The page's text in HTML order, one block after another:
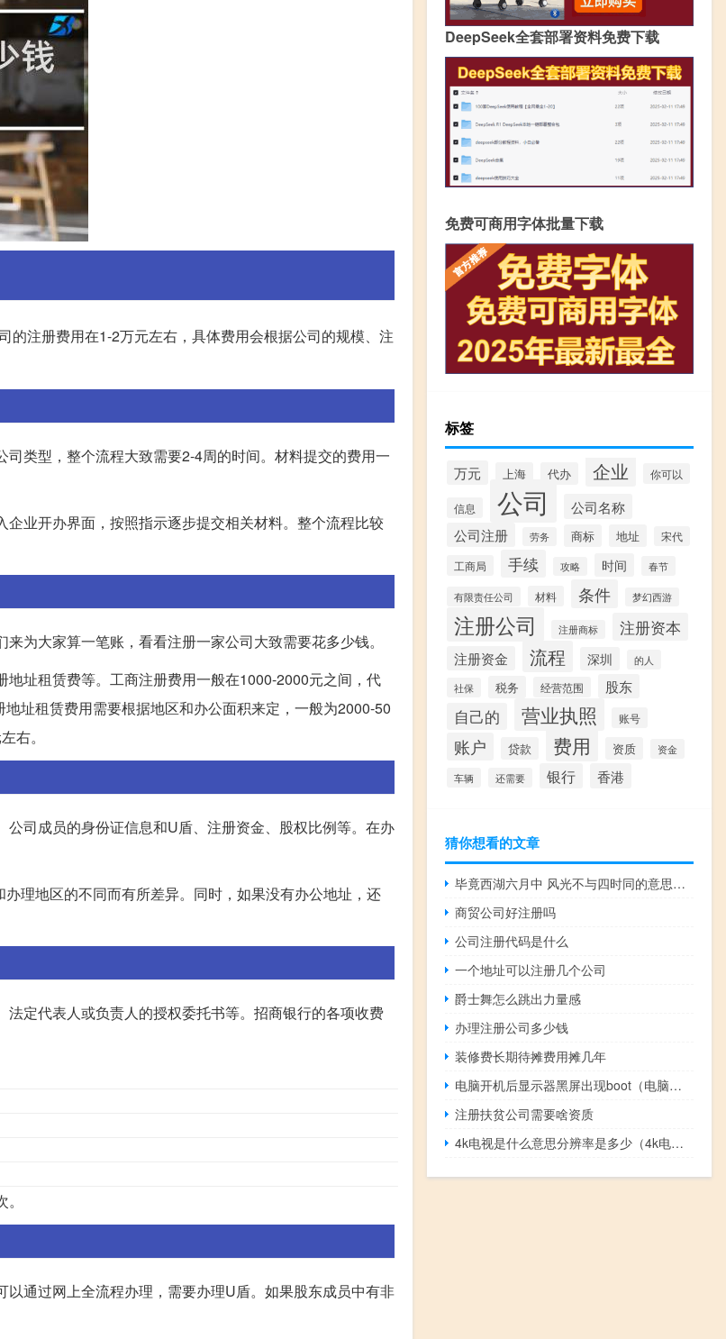
的注册费用在1-2万元左右，具体费用会根据公司的规模、注
类型，整个流程大致需要2-4周的时间。材料提交的费用一
业开办界面，按照指示逐步提交相关材料。整个流程比较
为大家算一笔账，看看注册一家公司大致需要花多少钱。
址租赁费等。工商注册费用一般在1000-2000元之间，代
址租赁费用需要根据地区和办公面积来定，一般为2000-50
右。
司成员的身份证信息和U盾、注册资金、股权比例等。在办
理地区的不同而有所差异。同时，如果没有办公地址，还
定代表人或负责人的授权委托书等。招商银行的各项收费
通过网上全流程办理，需要办理U盾。如果股东成员中有非
DeepSeek全套部署资料免费下载
免费可商用字体批量下载
标签
万元 上海 代办 企业 你可以
信息 公司 公司名称
公司注册 劳务 商标 地址 宋代
工商局 手续 攻略 时间 春节
有限责任公司 材料 条件 梦幻西游
注册公司 注册商标 注册资本
注册资金 流程 深圳
的人
社保
税务 经营范围 股东
自己的 营业执照 账号
账户 贷款 费用 资质
资金
车辆
还需要 银行 香港
猜你想看的文章
毕竟西湖六月中 风光不与四时同的意思（毕竟西湖六月中风光不与四时同的意思）
商贸公司好注册吗
公司注册代码是什么
一个地址可以注册几个公司
爵士舞怎么跳出力量感
办理注册公司多少钱
装修费长期待摊费用摊几年
电脑开机后显示器黑屏出现boot（电脑开机后显示器黑屏出现英文）
注册扶贫公司需要啥资质
4k电视是什么意思分辨率是多少（4k电视是什么）